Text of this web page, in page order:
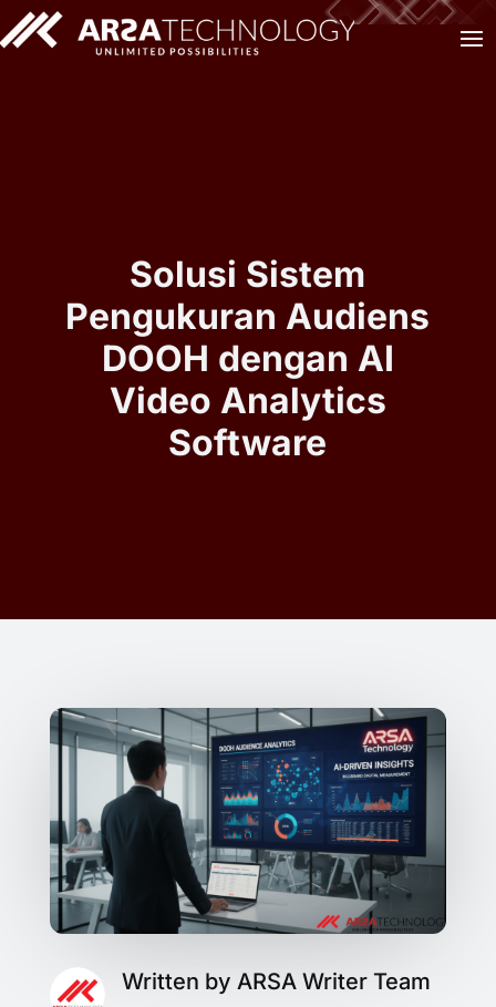
Solusi Sistem
Pengukuran Audiens
DOOH dengan AI
Video Analytics
Software
Written by ARSA Writer Team